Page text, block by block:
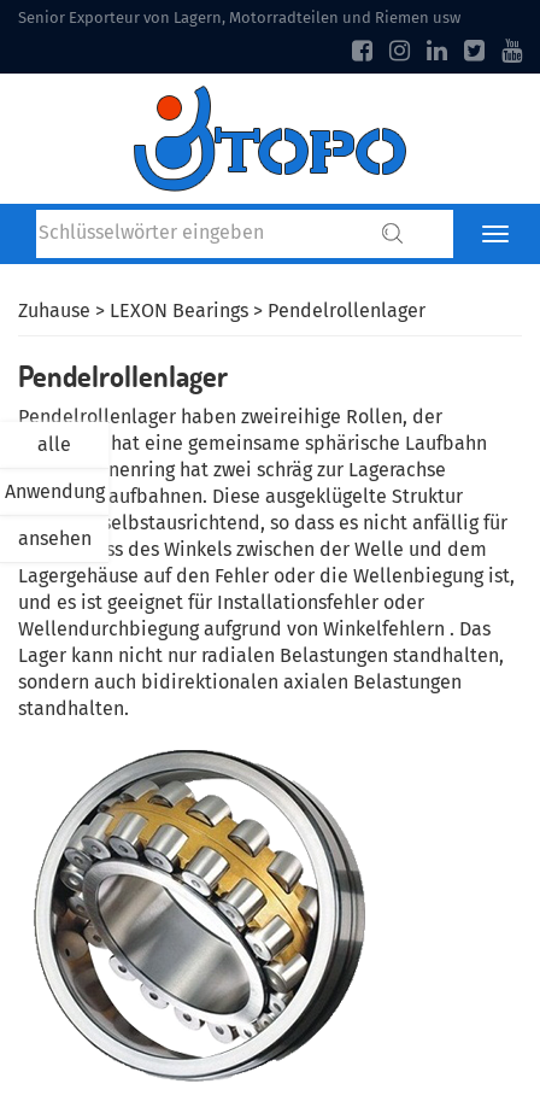
Senior Exporteur von Lagern, Motorradteilen und Riemen usw
Zuhause > LEXON Bearings > Pendelrollenlager
Pendelrollenlager
Pendelrollenlager haben zweireihige Rollen, der
Außenring hat eine gemeinsame sphärische Laufbahn
und der Innenring hat zwei schräg zur Lagerachse
geneigte Laufbahnen. Diese ausgeklügelte Struktur
macht es selbstausrichtend, so dass es nicht anfällig für
den Einfluss des Winkels zwischen der Welle und dem
Lagergehäuse auf den Fehler oder die Wellenbiegung ist,
und es ist geeignet für Installationsfehler oder
Wellendurchbiegung aufgrund von Winkelfehlern . Das
Lager kann nicht nur radialen Belastungen standhalten,
sondern auch bidirektionalen axialen Belastungen
standhalten.
alle
Anwendung
ansehen